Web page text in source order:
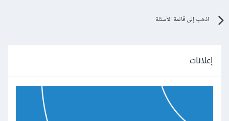
اذهب إلى قائمة الأسئلة
إعلانات